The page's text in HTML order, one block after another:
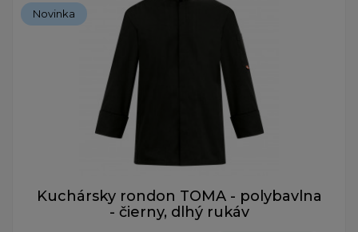
Novinka
Kuchársky rondon TOMA - polybavlna
- čierny, dlhý rukáv